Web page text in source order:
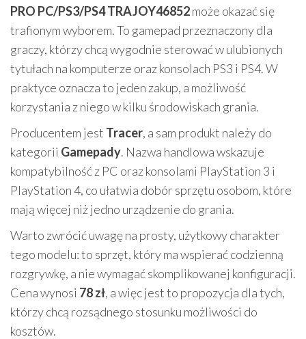
PRO PC/PS3/PS4 TRAJOY46852może okazać się
trafionym wyborem. To gamepad przeznaczony dla
graczy, którzy chcą wygodnie sterować w ulubionych
tytułach na komputerze oraz konsolach PS3 i PS4. W
praktyce oznacza to jeden zakup, a możliwość
korzystania z niego w kilku środowiskach grania.
Producentem jest Tracer, a sam produkt należy do
kategorii Gamepady. Nazwa handlowa wskazuje
kompatybilność z PC oraz konsolami PlayStation 3 i
PlayStation 4, co ułatwia dobór sprzętu osobom, które
mają więcej niż jedno urządzenie do grania.
Warto zwrócić uwagę na prosty, użytkowy charakter
tego modelu: to sprzęt, który ma wspierać codzienną
rozgrywkę, a nie wymagać skomplikowanej konfiguracji.
Cena wynosi 78 zł, a więc jest to propozycja dla tych,
którzy chcą rozsądnego stosunku możliwości do
kosztów.